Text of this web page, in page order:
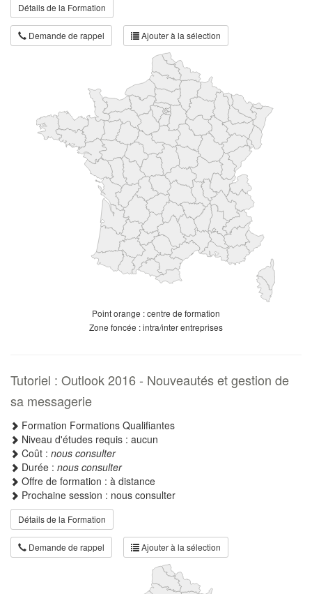
Détails de la Formation
Demande de rappel Ajouter à la sélection
Point orange : centre de formation
Zone foncée : intra/inter entreprises
Tutoriel : Outlook 2016 - Nouveautés et gestion de
sa messagerie
Formation Formations Qualifiantes
Niveau d'études requis : aucun
Coût : nous consulter
Durée : nous consulter
Offre de formation : à distance
Prochaine session : nous consulter
Détails de la Formation
Demande de rappel Ajouter à la sélection